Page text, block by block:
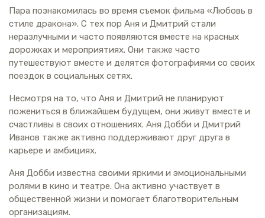
Пара познакомилась во время съемок фильма «Любовь в
стиле дракона». С тех пор Аня и Дмитрий стали
неразлучными и часто появляются вместе на красных
дорожках и мероприятиях. Они также часто
путешествуют вместе и делятся фотографиями со своих
поездок в социальных сетях.
Несмотря на то, что Аня и Дмитрий не планируют
пожениться в ближайшем будущем, они живут вместе и
счастливы в своих отношениях. Аня Добби и Дмитрий
Иванов также активно поддерживают друг друга в
карьере и амбициях.
Аня Добби известна своими яркими и эмоциональными
ролями в кино и театре. Она активно участвует в
общественной жизни и помогает благотворительным
организациям.